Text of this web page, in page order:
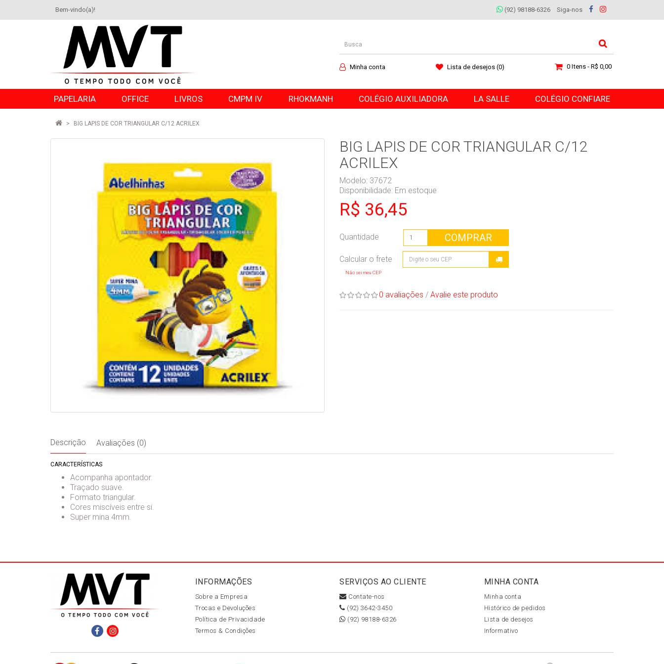
Bem-vindo(a)! (92) 98188-6326 Siga-nos
Minha conta Lista de desejos (0) 0 Itens - R$ 0,00
PAPELARIA OFFICE LIVROS CMPM IV RHOKMANH COLÉGIO AUXILIADORA LA SALLE COLÉGIO CONFIARE
BIG LAPIS DE COR TRIANGULAR C/12 ACRILEX
BIG LAPIS DE COR TRIANGULAR C/12
ACRILEX
Modelo: 37672
Disponibilidade: Em estoque
R$ 36,45
Quantidade COMPRAR
Não sei meu CEP
0 avaliações / Avalie este produto
Descrição Avaliações (0)
CARACTERÍSTICAS
Acompanha apontador.
Traçado suave.
Formato triangular.
Cores miscíveis entre si.
Super mina 4mm.
INFORMAÇÕES
Sobre a Empresa
Trocas e Devoluções
Política de Privacidade
Termos & Condições
SERVIÇOS AO CLIENTE
Contate-nos
(92) 3642-3450
(92) 98188-6326
MINHA CONTA
Minha conta
Histórico de pedidos
Lista de desejos
Informativo